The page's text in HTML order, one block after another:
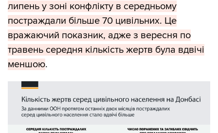
липень у зоні конфлікту в середньому
постраждали більше 70 цивільних. Це
вражаючий показник, адже з вересня по
травень середня кількість жертв була вдвічі
меншою.